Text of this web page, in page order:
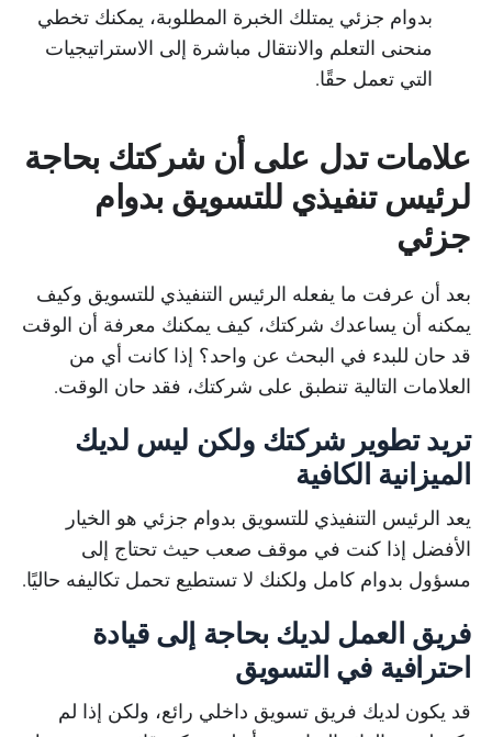
بدوام جزئي يمتلك الخبرة المطلوبة، يمكنك تخطي
منحنى التعلم والانتقال مباشرة إلى الاستراتيجيات
التي تعمل حقًا.
علامات تدل على أن شركتك بحاجة
لرئيس تنفيذي للتسويق بدوام
جزئي
بعد أن عرفت ما يفعله الرئيس التنفيذي للتسويق وكيف
يمكنه أن يساعدك شركتك، كيف يمكنك معرفة أن الوقت
قد حان للبدء في البحث عن واحد؟ إذا كانت أي من
العلامات التالية تنطبق على شركتك، فقد حان الوقت.
تريد تطوير شركتك ولكن ليس لديك
الميزانية الكافية
يعد الرئيس التنفيذي للتسويق بدوام جزئي هو الخيار
الأفضل إذا كنت في موقف صعب حيث تحتاج إلى
مسؤول بدوام كامل ولكنك لا تستطيع تحمل تكاليفه حاليًا.
فريق العمل لديك بحاجة إلى قيادة
احترافية في التسويق
قد يكون لديك فريق تسويق داخلي رائع، ولكن إذا لم